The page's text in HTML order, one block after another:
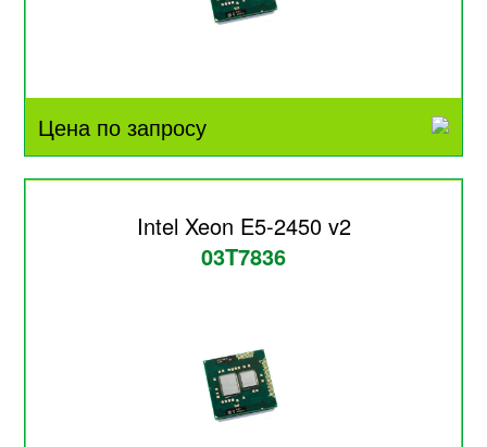
Цена по запросу
Intel Xeon E5-2450 v2
03T7836